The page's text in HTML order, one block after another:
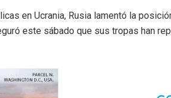
en Ucrania, Rusia lamentó la
este sábado que sus tropas han